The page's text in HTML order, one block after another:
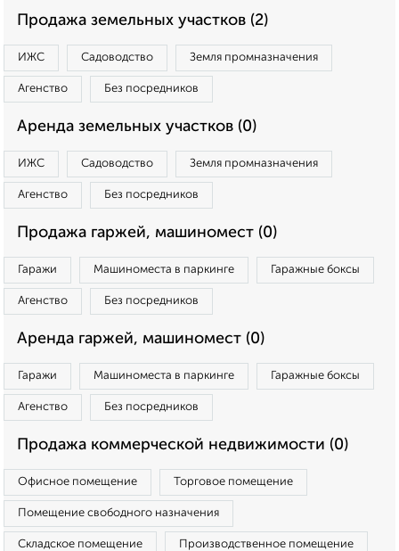
Продажа земельных участков (2)
ИЖС Садоводство Земля промназначения
Агенство Без посредников
Аренда земельных участков (0)
ИЖС Садоводство Земля промназначения
Агенство Без посредников
Продажа гаржей, машиномест (0)
Гаражи Машиноместа в паркинге Гаражные боксы
Агенство Без посредников
Аренда гаржей, машиномест (0)
Гаражи Машиноместа в паркинге Гаражные боксы
Агенство Без посредников
Продажа коммерческой недвижимости (0)
Офисное помещение Торговое помещение
Помещение свободного назначения
Складское помещение Производственное помещение